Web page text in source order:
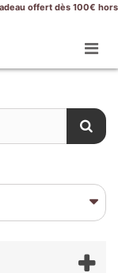
offert dès 100€ hors